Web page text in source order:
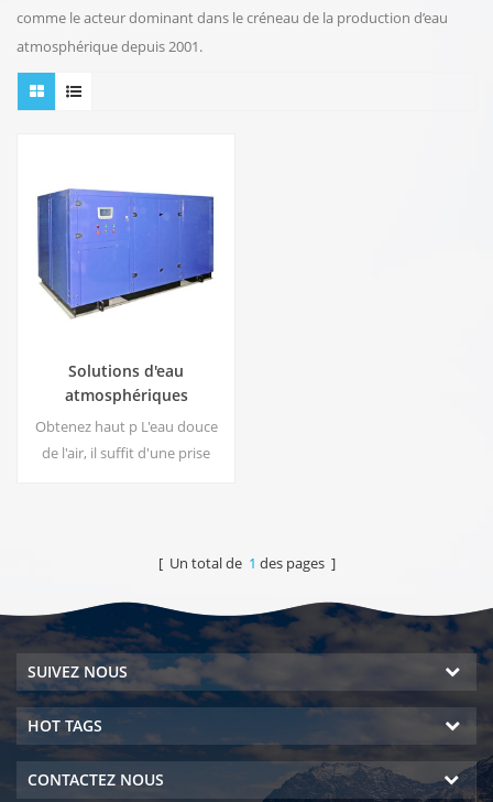
comme le acteur dominant dans le créneau de la production d’eau
atmosphérique depuis 2001.
Solutions d'eau
atmosphériques
commerciales EA-1000
Obtenez haut p L'eau douce
de l'air, il suffit d'une prise
industriel vous donne une eau
[ Un total de 1 des pages ]
SUIVEZ NOUS
HOT TAGS
CONTACTEZ NOUS